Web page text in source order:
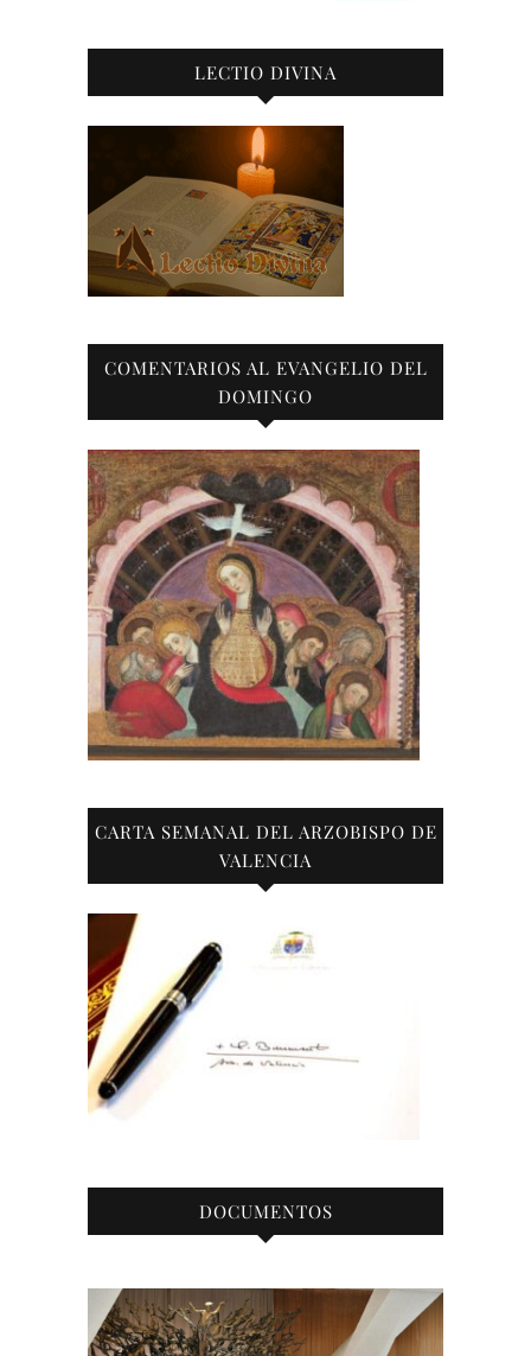
LECTIO DIVINA
COMENTARIOS AL EVANGELIO DEL
DOMINGO
CARTA SEMANAL DEL ARZOBISPO DE
VALENCIA
DOCUMENTOS